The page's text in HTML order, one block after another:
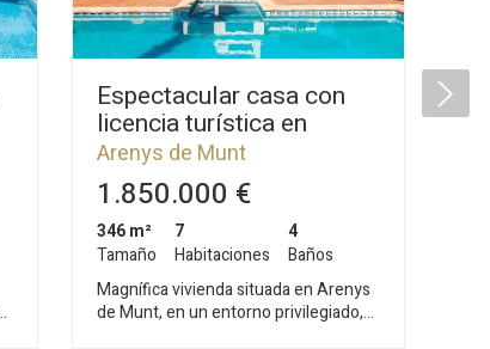
Espectacular casa con
licencia turística en
Arenys de Munt, con
vistas panorámicas al mar
y la montaña
Arenys de Munt
1.850.000 €
346 m²
Tamaño
7
Habitaciones
4
Baños
Magnífica vivienda situada en Arenys
de Munt, en un entorno privilegiado,